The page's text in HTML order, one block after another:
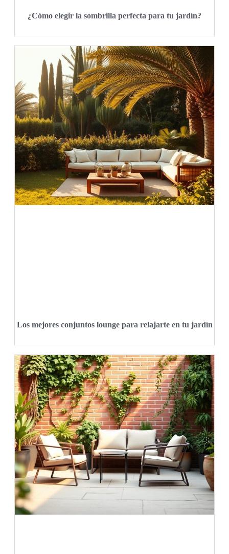
¿Cómo elegir la sombrilla perfecta para tu jardín?
Los mejores conjuntos lounge para relajarte en tu jardín